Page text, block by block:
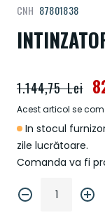
CNH 87801838
In stocul
zile lucrătoare.
Comanda va fi
1.144,75 Lei
Acest articol se
la
începutul
galeriei
imagini